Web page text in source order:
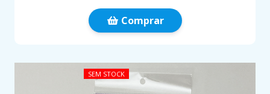
Comprar
SEM STOCK